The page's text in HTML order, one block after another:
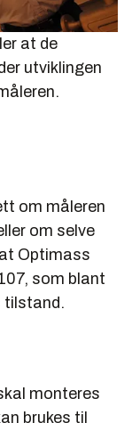
at de
utviklingen
om måleren
om selve
Optimass
som blant
tilstand.
monteres
brukes til